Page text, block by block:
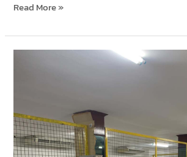
Read More »
บ้าน
สวน
รื่น